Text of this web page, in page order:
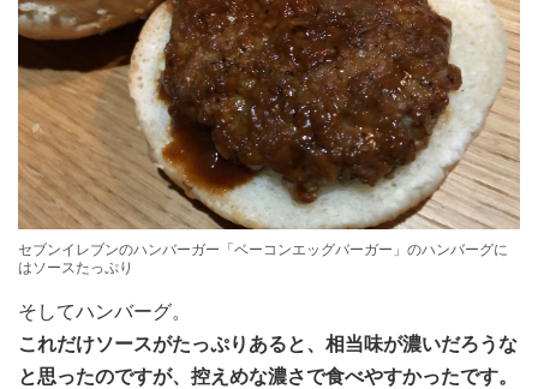
セブンイレブンのハンバーガー「ベーコンエッグバーガー」のハンバーグに
はソースたっぷり
そしてハンバーグ。
これだけソースがたっぷりあると、相当味が濃いだろうな
と思ったのですが、控えめな濃さで食べやすかったです。